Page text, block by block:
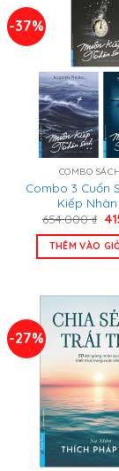
-37%
COMBO
Combo 3 Cuốn
Kiếp Nhân
654.000₫
là:
THÊM VÀO
-27%